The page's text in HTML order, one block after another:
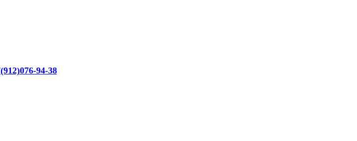
94-38